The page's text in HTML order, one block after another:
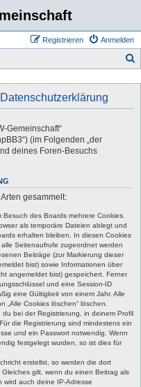
Anmelden
Registrieren
Gemeinschaft“
(im Folgenden „der
deines Foren-Besuchs
gesammelt:
des Boards mehrere Cookies.
als temporäre Dateien ablegt und
erhalten bleiben. In diesen Cookies
Seitenaufrufe zugeordnet werden
Beiträge (zur Markierung dieser
bist) sowie Informationen über
angemeldet bist) gespeichert. Ferner
und eine Session-ID
eine Gültigkeit von einem Jahr. Alle
„Alle Cookies löschen“ löschen.
bei der Registrierung, in deinem Profil
die Registrierung sind mindestens ein
und ein Passwort notwendig. Wenn
festgelegt wurden, so ist dies für
erstellst, so werden die dort
gilt, wenn du einen Beitrag als
wird auch deine IP-Adresse